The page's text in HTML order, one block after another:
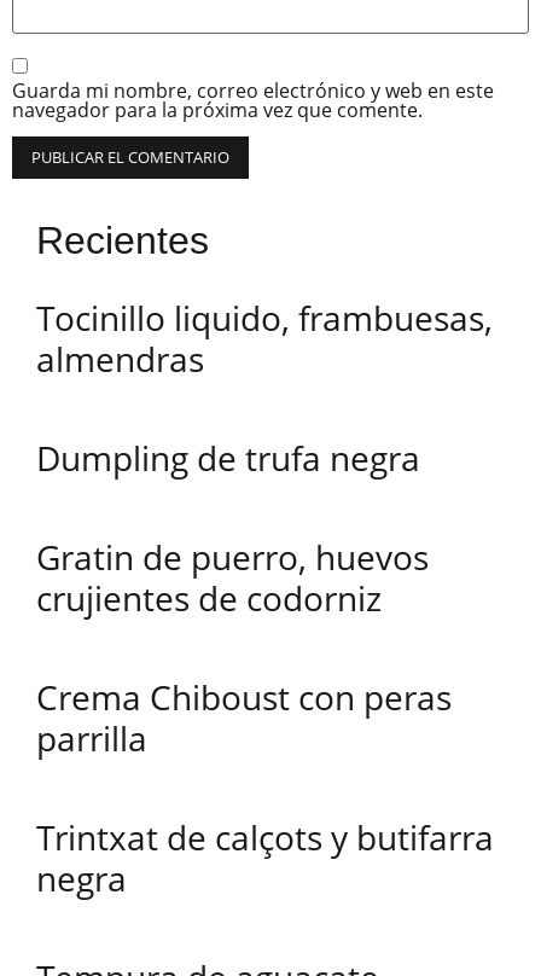
Guarda mi nombre, correo electrónico y web en este
navegador para la próxima vez que comente.
Recientes
Tocinillo liquido, frambuesas,
almendras
Dumpling de trufa negra
Gratin de puerro, huevos
crujientes de codorniz
Crema Chiboust con peras
parrilla
Trintxat de calçots y butifarra
negra